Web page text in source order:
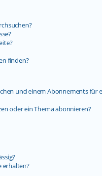
finden?
und einem Abonnements für
oder ein Thema abonnieren?
erhalten?